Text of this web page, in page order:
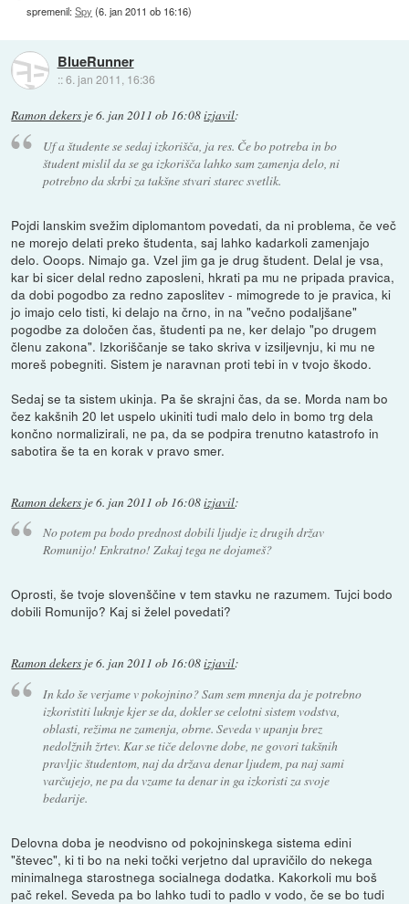
spremenil:Spy (6. jan 2011 ob 16:16)
BlueRunner
::6. jan 2011, 16:36
Ramon dekers je6. jan 2011 ob 16:08izjavil:
Uf a študente se sedaj izkorišča, ja res. Če bo potreba in bo
študent mislil da se ga izkorišča lahko sam zamenja delo, ni
potrebno da skrbi za takšne stvari starec svetlik.
Pojdi lanskim svežim diplomantom povedati, da ni problema, če več
ne morejo delati preko študenta, saj lahko kadarkoli zamenjajo
delo. Ooops. Nimajo ga. Vzel jim ga je drug študent. Delal je vsa,
kar bi sicer delal redno zaposleni, hkrati pa mu ne pripada pravica,
da dobi pogodbo za redno zaposlitev - mimogrede to je pravica, ki
jo imajo celo tisti, ki delajo na črno, in na "večno podaljšane"
pogodbe za določen čas, študenti pa ne, ker delajo "po drugem
členu zakona". Izkoriščanje se tako skriva v izsiljevnju, ki mu ne
moreš pobegniti. Sistem je naravnan proti tebi in v tvojo škodo.
Sedaj se ta sistem ukinja. Pa še skrajni čas, da se. Morda nam bo
čez kakšnih 20 let uspelo ukiniti tudi malo delo in bomo trg dela
končno normalizirali, ne pa, da se podpira trenutno katastrofo in
sabotira še ta en korak v pravo smer.
Ramon dekers je6. jan 2011 ob 16:08izjavil:
No potem pa bodo prednost dobili ljudje iz drugih držav
Romunijo! Enkratno! Zakaj tega ne dojameš?
Oprosti, še tvoje slovenščine v tem stavku ne razumem. Tujci bodo
dobili Romunijo? Kaj si želel povedati?
Ramon dekers je6. jan 2011 ob 16:08izjavil:
In kdo še verjame v pokojnino? Sam sem mnenja da je potrebno
izkoristiti luknje kjer se da, dokler se celotni sistem vodstva,
oblasti, režima ne zamenja, obrne. Seveda v upanju brez
nedolžnih žrtev. Kar se tiče delovne dobe, ne govori takšnih
pravljic študentom, naj da država denar ljudem, pa naj sami
varčujejo, ne pa da vzame ta denar in ga izkoristi za svoje
bedarije.
Delovna doba je neodvisno od pokojninskega sistema edini
"števec", ki ti bo na neki točki verjetno dal upravičilo do nekega
minimalnega starostnega socialnega dodatka. Kakorkoli mu boš
pač rekel. Seveda pa bo lahko tudi to padlo v vodo, če se bo tudi